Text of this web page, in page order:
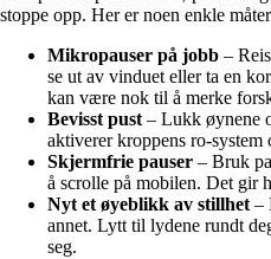
stoppe opp. Her er noen enkle
Mikropauser på jobb –
se ut av vinduet eller ta en
kan være nok til å merke
Bevisst pust– Lukk øynene
aktiverer kroppens ro-system
Skjermfrie pauser – Bruk
å scrolle på mobilen. Det gir
Nyt et øyeblikk av stillhet–
annet. Lytt til lydene rundt
seg.